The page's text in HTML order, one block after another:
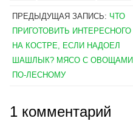
ПРЕДЫДУЩАЯ ЗАПИСЬ: ЧТО
ПРИГОТОВИТЬ ИНТЕРЕСНОГО
НА КОСТРЕ, ЕСЛИ НАДОЕЛ
ШАШЛЫК? МЯСО С ОВОЩАМИ
ПО-ЛЕСНОМУ
1 комментарий